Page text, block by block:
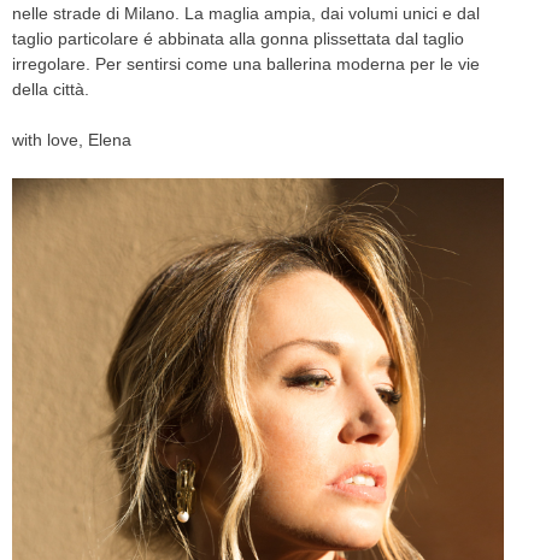
nelle strade di Milano. La maglia ampia, dai volumi unici e dal
taglio particolare é abbinata alla gonna plissettata dal taglio
irregolare. Per sentirsi come una ballerina moderna per le vie
della città.
with love, Elena